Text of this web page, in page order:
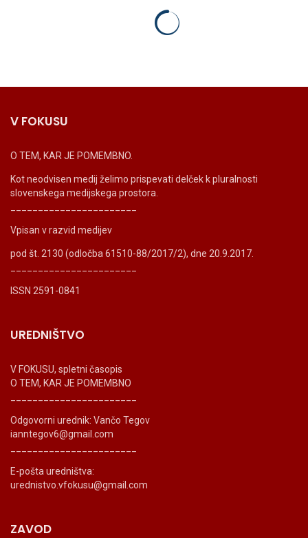
V FOKUSU
O TEM, KAR JE POMEMBNO.
Kot neodvisen medij želimo prispevati delček k pluralnosti
slovenskega medijskega prostora.
Vpisan v razvid medijev
pod št. 2130 (odločba 61510-88/2017/2), dne 20.9.2017.
ISSN 2591-0841
UREDNIŠTVO
V FOKUSU, spletni časopis
O TEM, KAR JE POMEMBNO
Odgovorni urednik: Vančo Tegov
ianntegov6@gmail.com
E-pošta uredništva:
urednistvo.vfokusu@gmail.com
ZAVOD